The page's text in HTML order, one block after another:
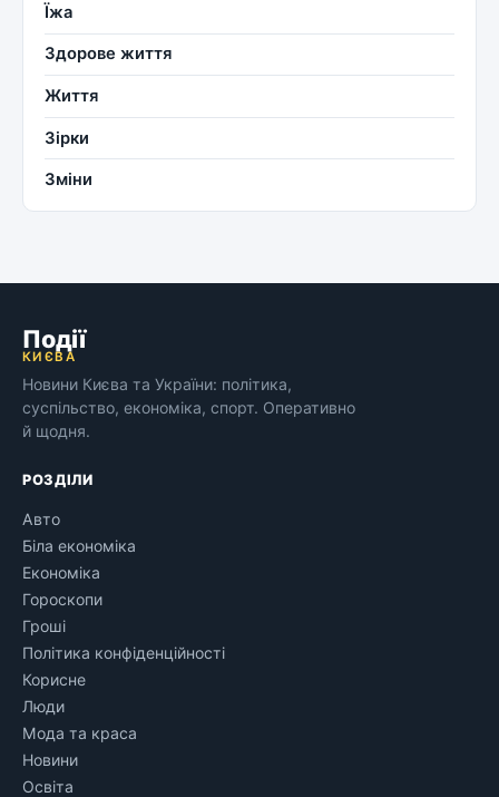
Їжа
Здорове життя
Життя
Зірки
Зміни
Події
КИЄВА
Новини Києва та України: політика,
суспільство, економіка, спорт. Оперативно
й щодня.
РОЗДІЛИ
Авто
Біла економіка
Економіка
Гороскопи
Гроші
Політика конфіденційності
Корисне
Люди
Мода та краса
Новини
Освіта